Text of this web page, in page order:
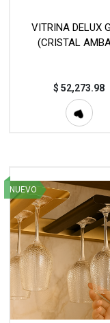
VITRINA DELUX
(CRISTAL
$52,273.98
NUEVO